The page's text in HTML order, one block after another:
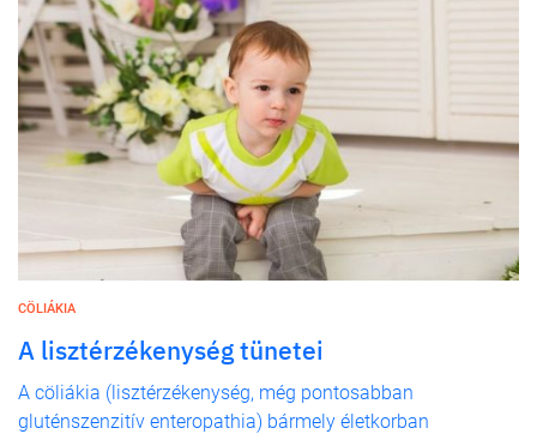
CÖLIÁKIA
A lisztérzékenység tünetei
A cöliákia (lisztérzékenység, még pontosabban
gluténszenzitív enteropathia) bármely életkorban